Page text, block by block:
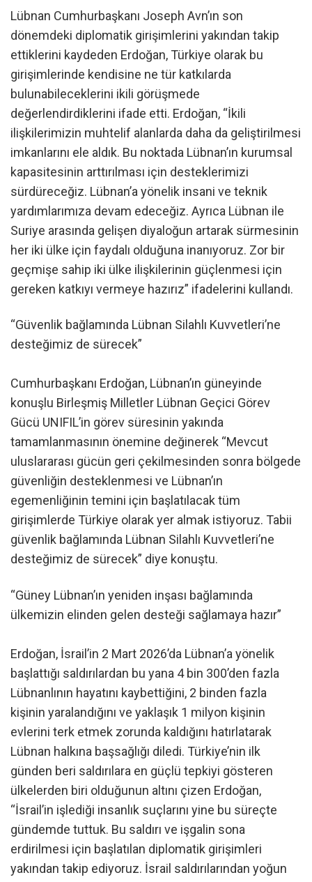
Lübnan Cumhurbaşkanı Joseph Avn’ın son
dönemdeki diplomatik girişimlerini yakından takip
ettiklerini kaydeden Erdoğan, Türkiye olarak bu
girişimlerinde kendisine ne tür katkılarda
bulunabileceklerini ikili görüşmede
değerlendirdiklerini ifade etti. Erdoğan, “İkili
ilişkilerimizin muhtelif alanlarda daha da geliştirilmesi
imkanlarını ele aldık. Bu noktada Lübnan’ın kurumsal
kapasitesinin arttırılması için desteklerimizi
sürdüreceğiz. Lübnan’a yönelik insani ve teknik
yardımlarımıza devam edeceğiz. Ayrıca Lübnan ile
Suriye arasında gelişen diyaloğun artarak sürmesinin
her iki ülke için faydalı olduğuna inanıyoruz. Zor bir
geçmişe sahip iki ülke ilişkilerinin güçlenmesi için
gereken katkıyı vermeye hazırız” ifadelerini kullandı.
“Güvenlik bağlamında Lübnan Silahlı Kuvvetleri’ne
desteğimiz de sürecek”
Cumhurbaşkanı Erdoğan, Lübnan’ın güneyinde
konuşlu Birleşmiş Milletler Lübnan Geçici Görev
Gücü UNIFIL’in görev süresinin yakında
tamamlanmasının önemine değinerek “Mevcut
uluslararası gücün geri çekilmesinden sonra bölgede
güvenliğin desteklenmesi ve Lübnan’ın
egemenliğinin temini için başlatılacak tüm
girişimlerde Türkiye olarak yer almak istiyoruz. Tabii
güvenlik bağlamında Lübnan Silahlı Kuvvetleri’ne
desteğimiz de sürecek” diye konuştu.
“Güney Lübnan’ın yeniden inşası bağlamında
ülkemizin elinden gelen desteği sağlamaya hazır”
Erdoğan, İsrail’in 2 Mart 2026’da Lübnan’a yönelik
başlattığı saldırılardan bu yana 4 bin 300’den fazla
Lübnanlının hayatını kaybettiğini, 2 binden fazla
kişinin yaralandığını ve yaklaşık 1 milyon kişinin
evlerini terk etmek zorunda kaldığını hatırlatarak
Lübnan halkına başsağlığı diledi. Türkiye’nin ilk
günden beri saldırılara en güçlü tepkiyi gösteren
ülkelerden biri olduğunun altını çizen Erdoğan,
“İsrail’in işlediği insanlık suçlarını yine bu süreçte
gündemde tuttuk. Bu saldırı ve işgalin sona
erdirilmesi için başlatılan diplomatik girişimleri
yakından takip ediyoruz. İsrail saldırılarından yoğun